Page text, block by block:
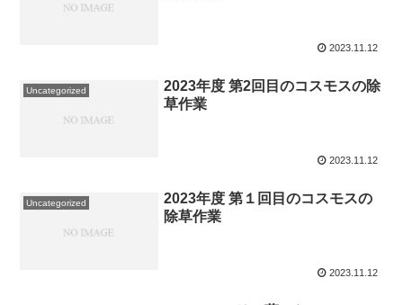
2023.11.12
Uncategorized
2023年度 第2回目のコスモスの除
草作業
2023.11.12
Uncategorized
2023年度 第１回目のコスモスの
除草作業
2023.11.12